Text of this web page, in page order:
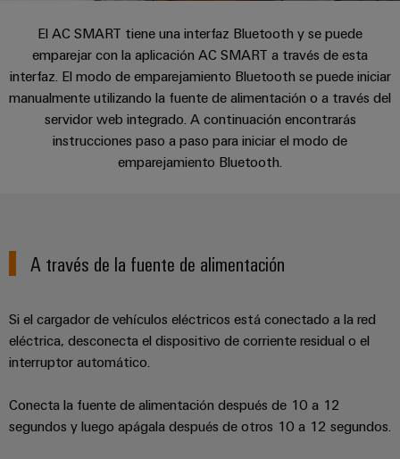
y
las
soluciones
se
pueden
experimentar.
Almacenamiento
para
almacenamiento
de
energía
(ESS)
Centro
de
Ethernet
Tecnología
de
conexión
SNAP
conexión
PUSH
u-
OS
computing
para
circuito
impreso
Cajas
y
componentes
paso
para
y
componentes
de
conexión,
Montaje
personalizado
de
cables
Fast
Delivery
e
digital
Connectivity
Consulting
Ingeniería
digital
Empresa Weidmüller
Datos
y
cifras
Sostenibilidad
Información
y
certificados
Mag
|
VISTA
PREVIA
Ventas
Cliente
Dónde
Estamos
Webinars
Condiciones
Newsletter
Global
El AC SMART tiene una interfaz Bluetooth y se puede
emparejar con la aplicación AC SMART a través de esta
interfaz. El modo de emparejamiento Bluetooth se puede iniciar
manualmente utilizando la fuente de alimentación o a través del
servidor web integrado. A continuación encontrarás
instrucciones paso a paso para iniciar el modo de
emparejamiento Bluetooth.
A través de la fuente de alimentación
Si el cargador de vehículos eléctricos está conectado a la red
eléctrica, desconecta el dispositivo de corriente residual o el
interruptor automático.
Conecta la fuente de alimentación después de 10 a 12
segundos y luego apágala después de otros 10 a 12 segundos.